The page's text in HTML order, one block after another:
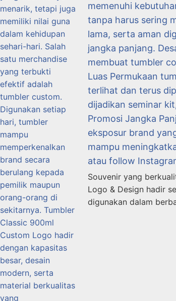
memenuhi
tanpa harus sering
lama, serta aman
jangka panjang.
membuat tumbler
Luas Permukaan
terlihat dan terus
dijadikan seminar
Promosi Jangka
eksposur brand
mampu
atau follow
Souvenir yang
Logo & Design hadir
digunakan dalam